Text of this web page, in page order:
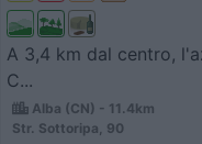
A 3,4 km dal centro,
C...
Alba (CN) - 11.4km
Str. Sottoripa, 90